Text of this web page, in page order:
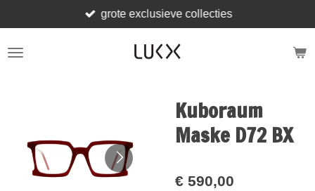
direct
naar
grote exclusieve collecties
Kuboraum
Maske D72 BX
€ 590,00